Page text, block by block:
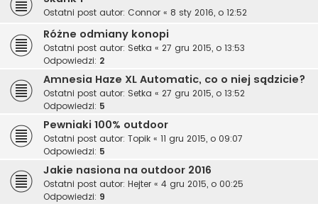
Ostatni post autor: Connor « 8 sty 2016, o 12:52
Różne odmiany konopi
Ostatni post autor: Setka « 27 gru 2015, o 13:53
Odpowiedzi: 2
Amnesia Haze XL Automatic, co o niej sądzicie?
Ostatni post autor: Setka « 27 gru 2015, o 13:52
Odpowiedzi: 5
Pewniaki 100% outdoor
Ostatni post autor: Topik « 11 gru 2015, o 09:07
Odpowiedzi: 5
Jakie nasiona na outdoor 2016
Ostatni post autor: Hejter « 4 gru 2015, o 00:25
Odpowiedzi: 9